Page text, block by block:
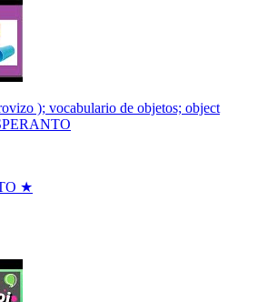
); vocabulario de objetos; object
★